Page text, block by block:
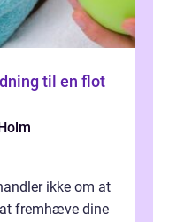
ikke om at
fremhæve dine